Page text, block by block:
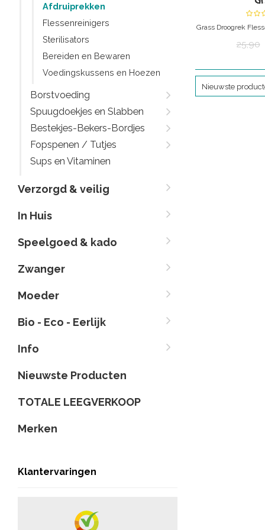
Afdruiprekken
Flessenreinigers
Sterilisators
Bereiden en Bewaren
Voedingskussens en Hoezen
Borstvoeding
Spuugdoekjes en Slabben
Bestekjes-Bekers-Bordjes
Fopspenen / Tutjes
Sups en Vitaminen
Verzorgd & veilig
In Huis
Speelgoed & kado
Zwanger
Moeder
Bio - Eco - Eerlijk
Info
Nieuwste Producten
TOTALE LEEGVERKOOP
Merken
Klantervaringen
Grass Droogrek
beslist een must
de te drogen
zodat het
lade
25,90
Nieuwste